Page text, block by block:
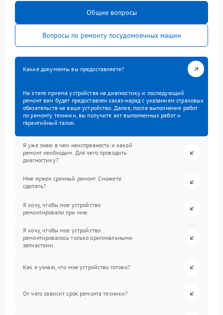
Общие вопросы
Вопросы по ремонту посудомоечных машин
Какие документы вы предоставляете?
На этапе приема устройства на диагностику и последующий
ремонт вам будет предоставлен заказ-наряд с указанием страховых
обязательств на ваше устройство. Далее, после выполнения работ
по ремонту техники, вы получите акт выполненных работ и
гарантийный талон.
Я уже знаю в чем неисправность и какой
ремонт необходим. Для чего проводить
диагностику?
Мне нужен срочный ремонт. Сможете
сделать?
Я хочу, чтобы мое устройство
ремонтировали при мне.
Я хочу, чтобы мое устройство
ремонтировалось только оригинальными
запчастями.
Как я узнаю, что мое устройство готово?
От чего зависит срок ремонта техники?